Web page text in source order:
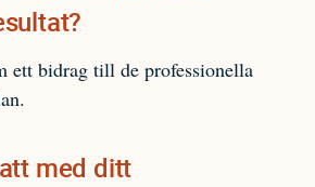
ett bidrag till de professionella
med ditt